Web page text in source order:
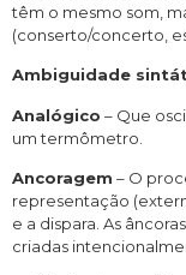
têm o mesmo som,
(conserto/concerto,
Ambiguidade
Analógico – Que
um termômetro.
Ancoragem – O
representação
e a dispara. As
criadas